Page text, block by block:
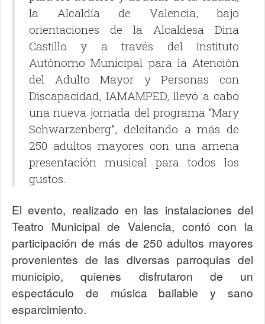
la Alcaldía de Valencia, bajo
orientaciones de la Alcaldesa Dina
Castillo y a través del Instituto
Autónomo Municipal para la Atención
del Adulto Mayor y Personas con
Discapacidad, IAMAMPED, llevó a cabo
una nueva jornada del programa “Mary
Schwarzenberg”, deleitando a más de
250 adultos mayores con una amena
presentación musical para todos los
gustos.
El evento, realizado en las instalaciones del
Teatro Municipal de Valencia, contó con la
participación de más de 250 adultos mayores
provenientes de las diversas parroquias del
municipio, quienes disfrutaron de un
espectáculo de música bailable y sano
esparcimiento.